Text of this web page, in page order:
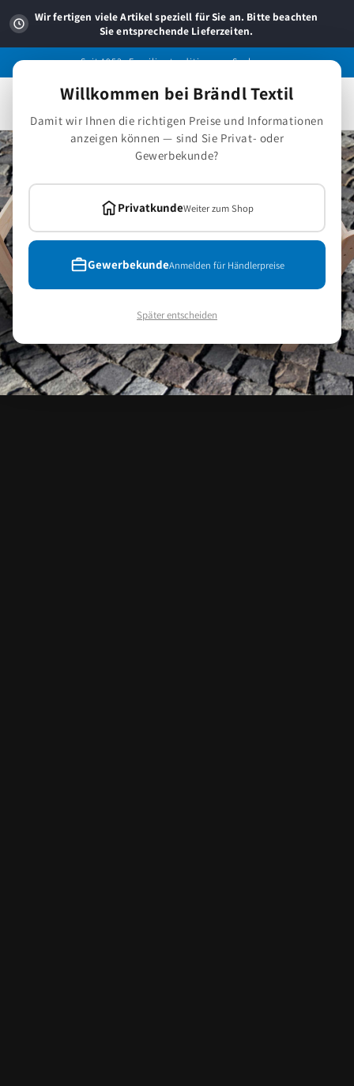
zum
Inhalt
Wir fertigen viele Artikel speziell für Sie an. Bitte beachten
Sie entsprechende Lieferzeiten.
Seit 1953 -Familientradition aus Sachsen.
Warenkorb
Willkommen bei Brändl Textil
Damit wir Ihnen die richtigen Preise und Informationen
anzeigen können — sind Sie Privat- oder
Gewerbekunde?
PrivatkundeWeiter zum Shop
GewerbekundeAnmelden für Händlerpreise
Später entscheiden